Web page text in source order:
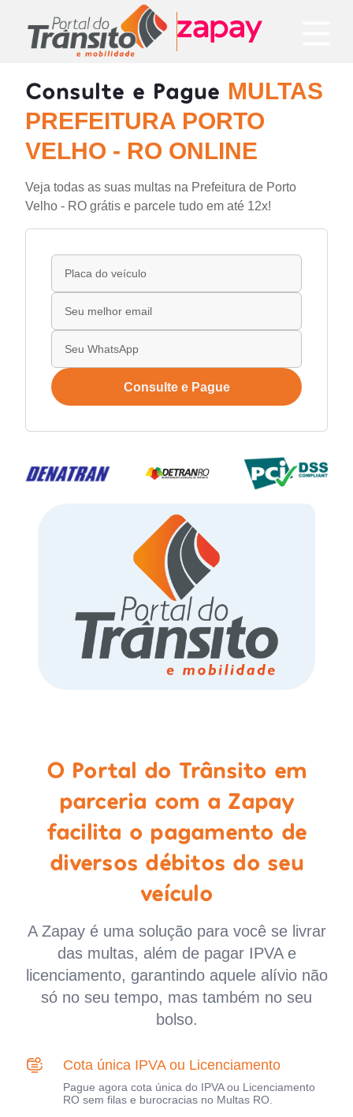
Consulte e Pague MULTAS
PREFEITURA PORTO
VELHO - RO ONLINE
Veja todas as suas multas na Prefeitura de Porto
Velho - RO grátis e parcele tudo em até 12x!
Consulte e Pague
O Portal do Trânsito em
parceria com a Zapay
facilita o pagamento de
diversos débitos do seu
veículo
A Zapay é uma solução para você se livrar
das multas, além de pagar IPVA e
licenciamento, garantindo aquele alívio não
só no seu tempo, mas também no seu
bolso.
Cota única IPVA ou Licenciamento
Pague agora cota única do IPVA ou Licenciamento
RO sem filas e burocracias no Multas RO.